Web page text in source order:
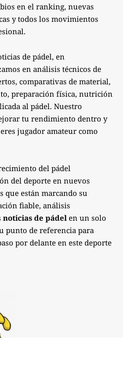
en el ranking, nuevas
y todos los movimientos
de pádel, en
en análisis técnicos de
comparativas de material,
preparación física, nutrición
al pádel. Nuestro
tu rendimiento dentro y
jugador amateur como
del pádel
del deporte en nuevos
que están marcando su
fiable, análisis
noticias de pádel en un solo
punto de referencia para
por delante en este deporte